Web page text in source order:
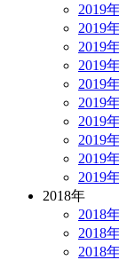
2019
2019
2019
2019
2019
2019
2019
2019
2019
2019
2018年
2018
2018
2018